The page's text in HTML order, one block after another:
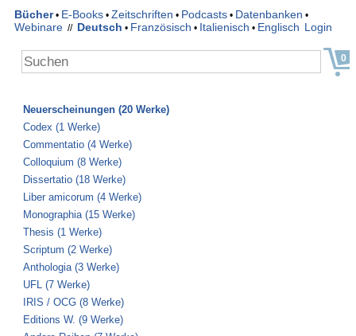
Bücher• E-Books • Zeitschriften • Podcasts • Datenbanken •
Webinare // Deutsch • Französisch • Italienisch • Englisch Login
0
Neuerscheinungen (20 Werke)
Codex (1 Werke)
Commentatio (4 Werke)
Colloquium (8 Werke)
Dissertatio (18 Werke)
Liber amicorum (4 Werke)
Monographia (15 Werke)
Thesis (1 Werke)
Scriptum (2 Werke)
Anthologia (3 Werke)
UFL (7 Werke)
IRIS / OCG (8 Werke)
Editions W. (9 Werke)